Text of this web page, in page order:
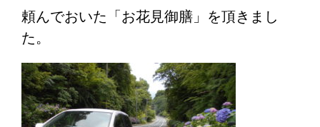
頼んでおいた「お花見御膳」を頂きまし
た。